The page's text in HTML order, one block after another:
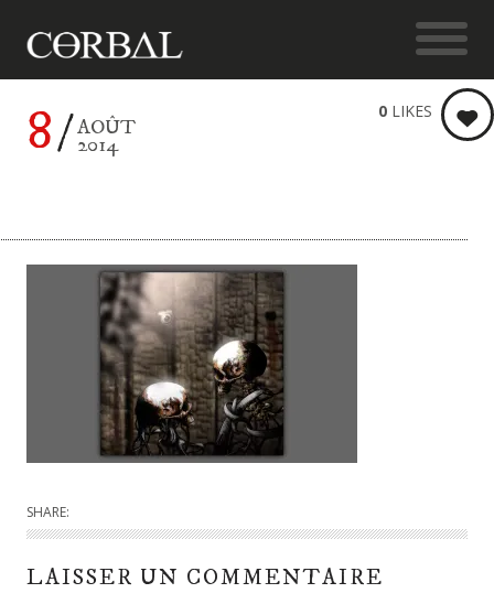
8 AOÛT
2014
0 LIKES
SHARE:
LAISSER UN COMMENTAIRE